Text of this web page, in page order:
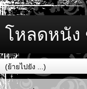
โหลดหนัง